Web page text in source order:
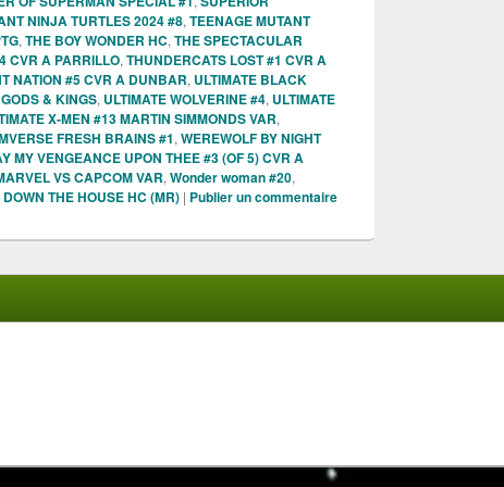
NINJA TURTLES 2024 #8, TEENAGE MUTANT
, THE BOY WONDER HC, THE SPECTACULAR
CVR A PARRILLO, THUNDERCATS LOST #1 CVR A
NATION #5 CVR A DUNBAR, ULTIMATE BLACK
& KINGS, ULTIMATE WOLVERINE #4, ULTIMATE
X-MEN #13 MARTIN SIMMONDS VAR,
FRESH BRAINS #1, WEREWOLF BY NIGHT
MY VENGEANCE UPON THEE #3 (OF 5) CVR A
VS CAPCOM VAR, Wonder woman #20,
THE HOUSE HC (MR) | Publier un commentaire